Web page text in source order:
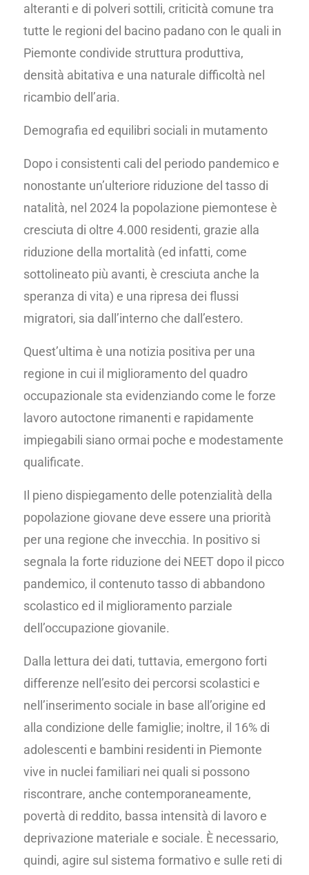
alteranti e di polveri sottili, criticità comune tra
tutte le regioni del bacino padano con le quali in
Piemonte condivide struttura produttiva,
densità abitativa e una naturale difficoltà nel
ricambio dell’aria.
Demografia ed equilibri sociali in mutamento
Dopo i consistenti cali del periodo pandemico e
nonostante un’ulteriore riduzione del tasso di
natalità, nel 2024 la popolazione piemontese è
cresciuta di oltre 4.000 residenti, grazie alla
riduzione della mortalità (ed infatti, come
sottolineato più avanti, è cresciuta anche la
speranza di vita) e una ripresa dei flussi
migratori, sia dall’interno che dall’estero.
Quest’ultima è una notizia positiva per una
regione in cui il miglioramento del quadro
occupazionale sta evidenziando come le forze
lavoro autoctone rimanenti e rapidamente
impiegabili siano ormai poche e modestamente
qualificate.
Il pieno dispiegamento delle potenzialità della
popolazione giovane deve essere una priorità
per una regione che invecchia. In positivo si
segnala la forte riduzione dei NEET dopo il picco
pandemico, il contenuto tasso di abbandono
scolastico ed il miglioramento parziale
dell’occupazione giovanile.
Dalla lettura dei dati, tuttavia, emergono forti
differenze nell’esito dei percorsi scolastici e
nell’inserimento sociale in base all’origine ed
alla condizione delle famiglie; inoltre, il 16% di
adolescenti e bambini residenti in Piemonte
vive in nuclei familiari nei quali si possono
riscontrare, anche contemporaneamente,
povertà di reddito, bassa intensità di lavoro e
deprivazione materiale e sociale. È necessario,
quindi, agire sul sistema formativo e sulle reti di